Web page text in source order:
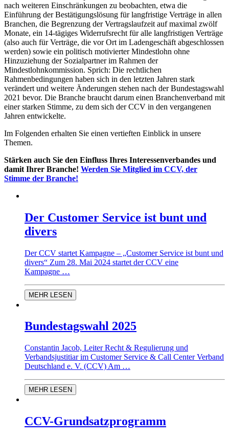
nach weiteren Einschränkungen zu beobachten, etwa die
Einführung der Bestätigungslösung für langfristige Verträge in allen
Branchen, die Begrenzung der Vertragslaufzeit auf maximal zwölf
Monate, ein 14-tägiges Widerrufsrecht für alle langfristigen Verträge
(also auch für Verträge, die vor Ort im Ladengeschäft abgeschlossen
werden) sowie ein politisch motivierter Mindestlohn ohne
Hinzuziehung der Sozialpartner im Rahmen der
Mindestlohnkommission. Sprich: Die rechtlichen
Rahmenbedingungen haben sich in den letzten Jahren stark
verändert und weitere Änderungen stehen nach der Bundestagswahl
2021 bevor. Die Branche braucht darum einen Branchenverband mit
einer starken Stimme, zu dem sich der CCV in den vergangenen
Jahren entwickelte.
Im Folgenden erhalten Sie einen vertieften Einblick in unsere
Themen.
Stärken auch Sie den Einfluss Ihres Interessenverbandes und
damit Ihrer Branche! Werden Sie Mitglied im CCV, der
Stimme der Branche!
Der Customer Service ist bunt und
divers
Der CCV startet Kampagne – „Customer Service ist bunt und
divers“ Zum 28. Mai 2024 startet der CCV eine
Kampagne …
MEHR LESEN
Bundestagswahl 2025
Constantin Jacob, Leiter Recht & Regulierung und
Verbandsjustitiar im Customer Service & Call Center Verband
Deutschland e. V. (CCV) Am …
MEHR LESEN
CCV-Grundsatzprogramm